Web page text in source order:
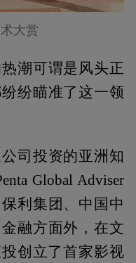
大赏
潮可谓是风头正
纷瞄准了这一领
司投资的亚洲知
Global Adviser
利集团、中国中
融方面外，在文
创立了首家影视